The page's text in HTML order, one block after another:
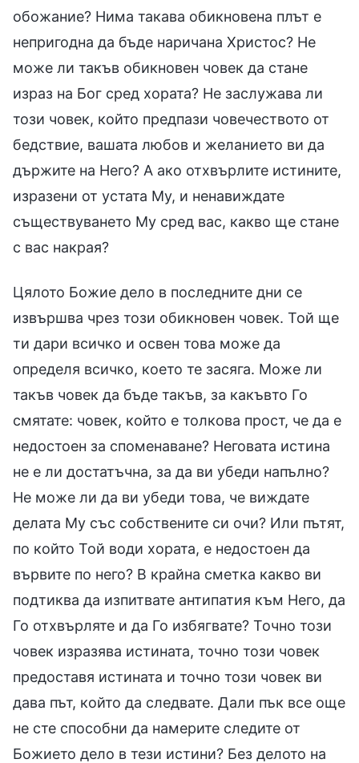
обожание? Нима такава обикновена плът е
непригодна да бъде наричана Христос? Не
може ли такъв обикновен човек да стане
израз на Бог сред хората? Не заслужава ли
този човек, който предпази човечеството от
бедствие, вашата любов и желанието ви да
държите на Него? А ако отхвърлите истините,
изразени от устата Му, и ненавиждате
съществуването Му сред вас, какво ще стане
с вас накрая?
Цялото Божие дело в последните дни се
извършва чрез този обикновен човек. Той ще
ти дари всичко и освен това може да
определя всичко, което те засяга. Може ли
такъв човек да бъде такъв, за какъвто Го
смятате: човек, който е толкова прост, че да е
недостоен за споменаване? Неговата истина
не е ли достатъчна, за да ви убеди напълно?
Не може ли да ви убеди това, че виждате
делата Му със собствените си очи? Или пътят,
по който Той води хората, е недостоен да
вървите по него? В крайна сметка какво ви
подтиква да изпитвате антипатия към Него, да
Го отхвърляте и да Го избягвате? Точно този
човек изразява истината, точно този човек
предоставя истината и точно този човек ви
дава път, който да следвате. Дали пък все още
не сте способни да намерите следите от
Божието дело в тези истини? Без делото на